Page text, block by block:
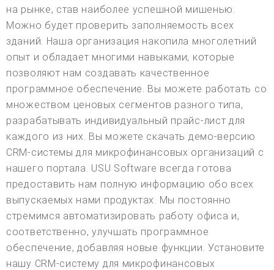
на рынке, став наиболее успешной мишенью.
Можно будет проверить заполняемость всех
зданий. Наша организация накопила многолетний
опыт и обладает многими навыками, которые
позволяют нам создавать качественное
программное обеспечение. Вы можете работать со
множеством ценовых сегментов разного типа,
разрабатывать индивидуальный прайс-лист для
каждого из них. Вы можете скачать демо-версию
CRM-системы для микрофинансовых организаций с
нашего портала. USU Software всегда готова
предоставить нам полную информацию обо всех
выпускаемых нами продуктах. Мы постоянно
стремимся автоматизировать работу офиса и,
соответственно, улучшать программное
обеспечение, добавляя новые функции. Установите
нашу CRM-систему для микрофинансовых